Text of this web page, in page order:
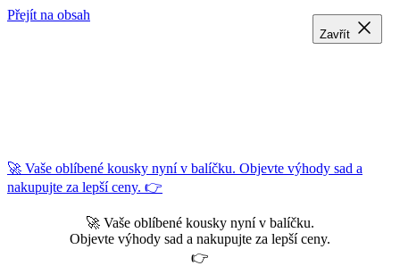
Přejít na obsah
🚀 Vaše oblíbené kousky nyní v balíčku. Objevte výhody sad a
nakupujte za lepší ceny. 👉
🚀 Vaše oblíbené kousky nyní v balíčku.
Objevte výhody sad a nakupujte za lepší ceny.
👉
Zavřít
Zavřít
Zavřít